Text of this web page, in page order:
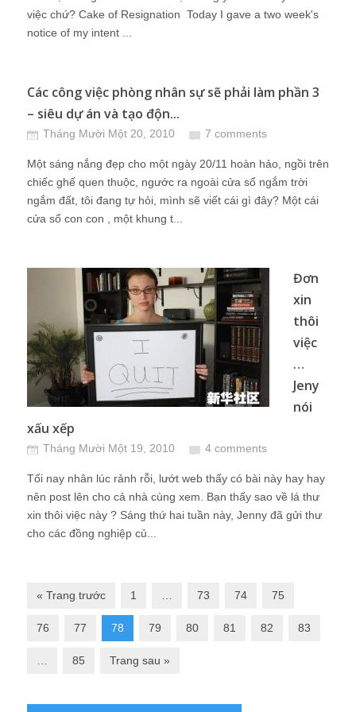
việc chứ? Cake of Resignation Today I gave a two week's
notice of my intent ...
Các công việc phòng nhân sự sẽ phải làm phần 3
– siêu dự án và tạo độn...
Tháng Mười Một 20, 2010 7 comments
Một sáng nắng đẹp cho một ngày 20/11 hoàn hảo, ngồi trên
chiếc ghế quen thuộc, ngước ra ngoài cửa sổ ngắm trời
ngắm đất, tôi đang tự hỏi, mình sẽ viết cái gì đây? Một cái
cửa sổ con con , một khung t...
Đơn
xin
thôi
việc
…
Jeny
nói
xấu xếp
Tháng Mười Một 19, 2010 4 comments
Tối nay nhân lúc rảnh rỗi, lướt web thấy có bài này hay hay
nên post lên cho cả nhà cùng xem. Bạn thấy sao về lá thư
xin thôi việc này ? Sáng thứ hai tuần này, Jenny đã gửi thư
cho các đồng nghiệp củ...
« Trang trước 1 73 74 75
76 77 78 79 80 81 82 83
85 Trang sau »